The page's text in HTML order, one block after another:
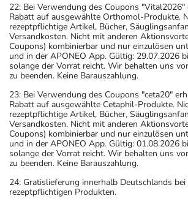
22: Bei Verwendung des Coupons
Rabatt auf ausgewählte Orthomol-Produkte.
rezeptpflichtige Artikel, Bücher,
Versandkosten. Nicht mit anderen
Coupons) kombinierbar und nur einzulösen
und in der APONEO App. Gültig: 29.07.2026
solange der Vorrat reicht. Wir behalten uns
zu beenden. Keine Barauszahlung.
23: Bei Verwendung des Coupons "ceta20"
Rabatt auf ausgewählte Cetaphil-Produkte.
rezeptpflichtige Artikel, Bücher,
Versandkosten. Nicht mit anderen
Coupons) kombinierbar und nur einzulösen
und in der APONEO App. Gültig: 01.08.2026
solange der Vorrat reicht. Wir behalten uns
zu beenden. Keine Barauszahlung.
24: Gratislieferung innerhalb Deutschlands
rezeptpflichtigen Produkten.